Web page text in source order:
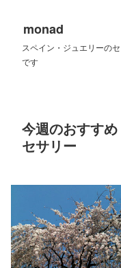
monad
スペイン・ジュエリーの
です
今週のおすす
セサリー